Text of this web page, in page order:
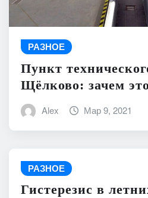
РАЗНОЕ
Пункт
Щёлково: зачем
Alex Мар 9, 2021
РАЗНОЕ
Гистерезис в